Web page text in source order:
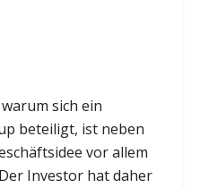
sich ein
beteiligt, ist neben
vor allem
Investor hat daher